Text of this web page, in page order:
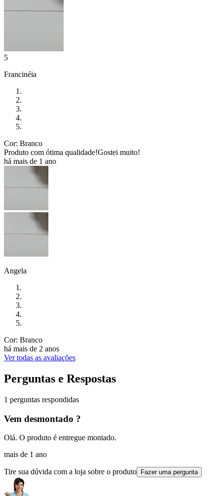
5
Francinéia
Cor: Branco
Produto com ótima qualidade!Gostei muito!
há mais de 1 ano
Angela
Cor: Branco
há mais de 2 anos
Ver todas as avaliações
Perguntas e Respostas
1 perguntas respondidas
Vem desmontado ?
Olá. O produto é entregue montado.
mais de 1 ano
Tire sua dúvida com a loja sobre o produto Fazer uma pergunta